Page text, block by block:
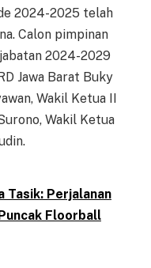
2024-2025 telah
Calon pimpinan
2024-2029
Jawa Barat Buky
Wakil Ketua II
Wakil Ketua
Tasik: Perjalanan
Floorball